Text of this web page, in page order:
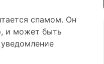
спамом. Он
и может быть